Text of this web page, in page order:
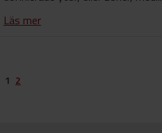
Läs mer
1 2